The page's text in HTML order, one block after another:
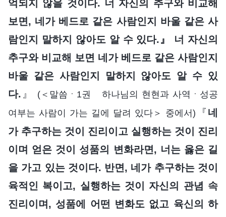
억되지 않을 것이다. 너 자신의 추구와 비교해
보면, 네가 베드로 같은 사람인지 바울 같은 사
람인지 말하지 않아도 알 수 있다.』 너 자신의
추구와 비교해 보면 네가 베드로 같은 사람인지
바울 같은 사람인지 말하지 않아도 알 수 있
다. 』 (＜말씀ㆍ1권 하나님의 현현과 사역ㆍ성공
여부는 사람이 가는 길에 달려 있다＞ 중에서) 『 네
가 추구하는 것이 진리이고 실행하는 것이 진리
이며 얻은 것이 성품의 변화라면, 너는 옳은 길
을 가고 있는 것이다. 반면, 네가 추구하는 것이
육적인 복이고, 실행하는 것이 자신의 관념 속
진리이며, 성품에 어떤 변화도 없고 육신의 하